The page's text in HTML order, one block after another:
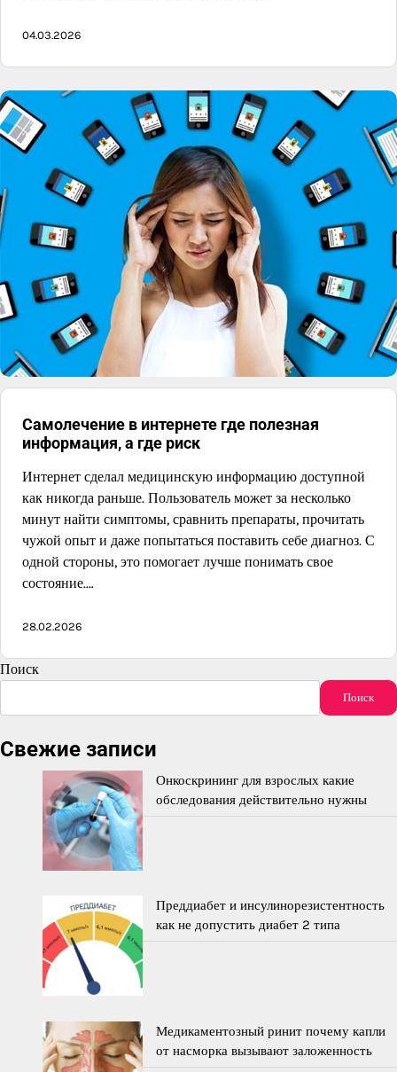
04.03.2026
Самолечение в интернете где полезная
информация, а где риск
Интернет сделал медицинскую информацию доступной
как никогда раньше. Пользователь может за несколько
минут найти симптомы, сравнить препараты, прочитать
чужой опыт и даже попытаться поставить себе диагноз. С
одной стороны, это помогает лучше понимать свое
состояние.…
28.02.2026
Поиск
Поиск
Свежие записи
Онкоскрининг для взрослых какие
обследования действительно нужны
Преддиабет и инсулинорезистентность
как не допустить диабет 2 типа
Медикаментозный ринит почему капли
от насморка вызывают заложенность